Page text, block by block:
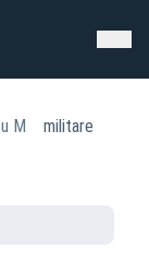
M militare